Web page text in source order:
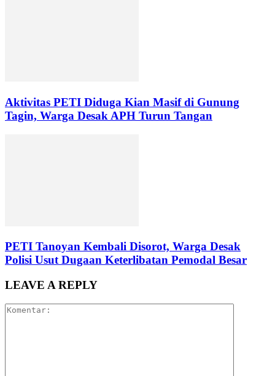
Aktivitas PETI Diduga Kian Masif di Gunung
Tagin, Warga Desak APH Turun Tangan
PETI Tanoyan Kembali Disorot, Warga Desak
Polisi Usut Dugaan Keterlibatan Pemodal Besar
LEAVE A REPLY